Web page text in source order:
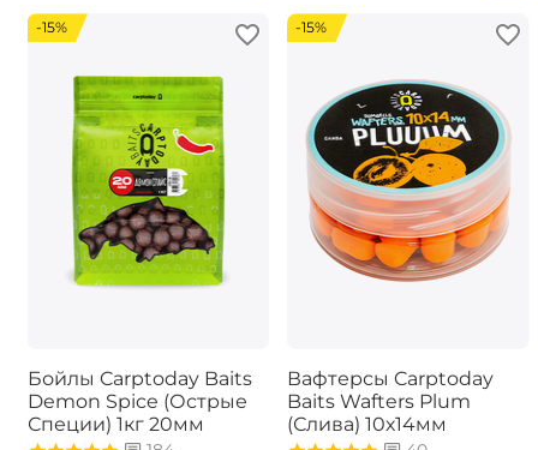
-15%
Бойлы Carptoday Baits
Demon Spice (Острые
Специи) 1кг 20мм
-15%
Вафтерсы Carptoday
Baits Wafters Plum
(Слива) 10х14мм